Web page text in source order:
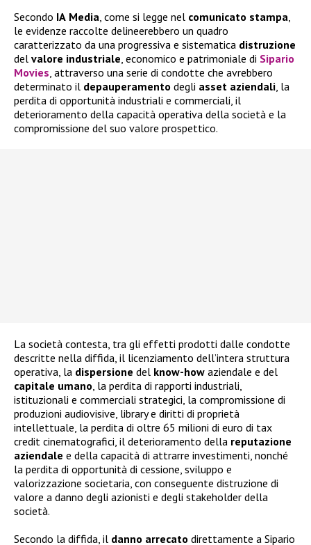
Secondo IA Media, come si legge nel comunicato stampa,
le evidenze raccolte delineerebbero un quadro
caratterizzato da una progressiva e sistematica distruzione
del valore industriale, economico e patrimoniale di Sipario
Movies, attraverso una serie di condotte che avrebbero
determinato il depauperamento degli asset aziendali, la
perdita di opportunità industriali e commerciali, il
deterioramento della capacità operativa della società e la
compromissione del suo valore prospettico.
La società contesta, tra gli effetti prodotti dalle condotte
descritte nella diffida, il licenziamento dell’intera struttura
operativa, la dispersione del know-how aziendale e del
capitale umano, la perdita di rapporti industriali,
istituzionali e commerciali strategici, la compromissione di
produzioni audiovisive, library e diritti di proprietà
intellettuale, la perdita di oltre 65 milioni di euro di tax
credit cinematografici, il deterioramento della reputazione
aziendale e della capacità di attrarre investimenti, nonché
la perdita di opportunità di cessione, sviluppo e
valorizzazione societaria, con conseguente distruzione di
valore a danno degli azionisti e degli stakeholder della
società.
Secondo la diffida, il danno arrecato direttamente a Sipario